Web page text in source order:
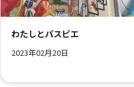
わたしとパスピエ
2023年02月20日